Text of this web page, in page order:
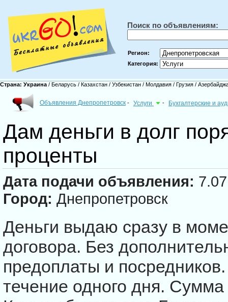
Поиск по объявлениям:
Регион:
Категория:
Страна: Украина / Беларусь / Казахстан / Узбекистан / Молдавия / Грузия /
Объявления Днепропетровск - Услуги - Бухгалтерские и
Дам деньги в долг
проценты
Дата подачи объявления:
Город: Днепропетровск
Деньги выдаю сразу в
договора. Без
предоплаты и
течение одного дня.